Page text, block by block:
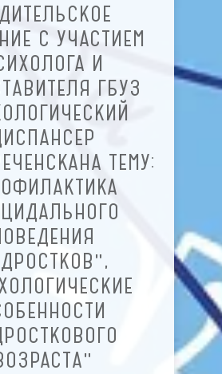
С УЧАСТИЕМ
И
ГБУЗ
ТЕМУ: